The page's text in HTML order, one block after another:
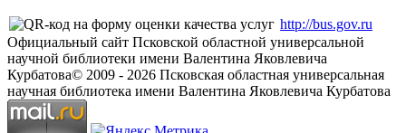
http://bus.gov.ru
Официальный сайт Псковской областной универсальной
научной библиотеки имени Валентина Яковлевича
Курбатова© 2009 - 2026 Псковская областная универсальная
научная библиотека имени Валентина Яковлевича Курбатова